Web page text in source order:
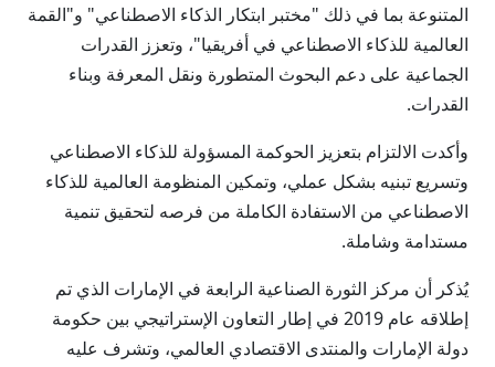
المتنوعة بما في ذلك "مختبر ابتكار الذكاء الاصطناعي" و"القمة
العالمية للذكاء الاصطناعي في أفريقيا"، وتعزز القدرات
الجماعية على دعم البحوث المتطورة ونقل المعرفة وبناء
القدرات.
وأكدت الالتزام بتعزيز الحوكمة المسؤولة للذكاء الاصطناعي
وتسريع تبنيه بشكل عملي، وتمكين المنظومة العالمية للذكاء
الاصطناعي من الاستفادة الكاملة من فرصه لتحقيق تنمية
مستدامة وشاملة.
يُذكر أن مركز الثورة الصناعية الرابعة في الإمارات الذي تم
إطلاقه عام 2019 في إطار التعاون الإستراتيجي بين حكومة
دولة الإمارات والمنتدى الاقتصادي العالمي، وتشرف عليه